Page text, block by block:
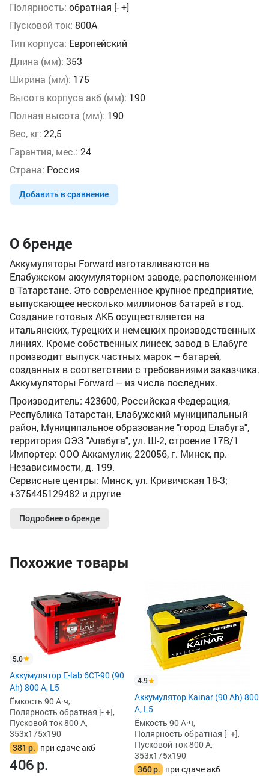
Полярность: обратная [- +]
Пусковой ток: 800А
Тип корпуса: Европейский
Длина (мм): 353
Ширина (мм): 175
Высота корпуса акб (мм): 190
Полная высота (мм): 190
Вес, кг: 22,5
Гарантия, мес.: 24
Страна: Россия
Добавить в сравнение
О бренде
Аккумуляторы Forward изготавливаются на
Елабужском аккумуляторном заводе, расположенном
в Татарстане. Это современное крупное предприятие,
выпускающее несколько миллионов батарей в год.
Создание готовых АКБ осуществляется на
итальянских, турецких и немецких производственных
линиях. Кроме собственных линеек, завод в Елабуге
производит выпуск частных марок – батарей,
созданных в соответствии с требованиями заказчика.
Аккумуляторы Forward – из числа последних.
Производитель: 423600, Российская Федерация,
Республика Татарстан, Елабужский муниципальный
район, Муниципальное образование "город Елабуга",
территория ОЭЗ "Алабуга", ул. Ш-2, строение 17В/1
Импортер: ООО Аккамулик, 220056, г. Минск, пр.
Независимости, д. 199.
Сервисные центры: Минск, ул. Кривичская 18-3;
+375445129482 и другие
Подробнее о бренде
Похожие товары
5.0
Аккумулятор E-lab 6СТ-90 (90
Ah) 800 А, L5
Ёмкость 90 А·ч,
Полярность обратная [- +],
Пусковой ток 800 А,
353x175x190
381 р. при сдаче акб
406р.
4.9
Аккумулятор Kainar (90 Ah) 800
А, L5
Ёмкость 90 А·ч,
Полярность обратная [- +],
Пусковой ток 800 А,
353x175x190
360р. при сдаче акб